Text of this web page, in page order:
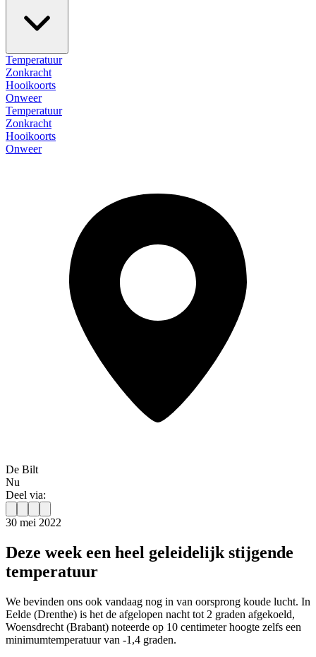
Temperatuur
Zonkracht
Hooikoorts
Onweer
Temperatuur
Zonkracht
Hooikoorts
Onweer
De Bilt
Nu
Deel via:
30 mei 2022
Deze week een heel geleidelijk stijgende
temperatuur
We bevinden ons ook vandaag nog in van oorsprong koude lucht. In
Eelde (Drenthe) is het de afgelopen nacht tot 2 graden afgekoeld,
Woensdrecht (Brabant) noteerde op 10 centimeter hoogte zelfs een
minimumtemperatuur van -1,4 graden.